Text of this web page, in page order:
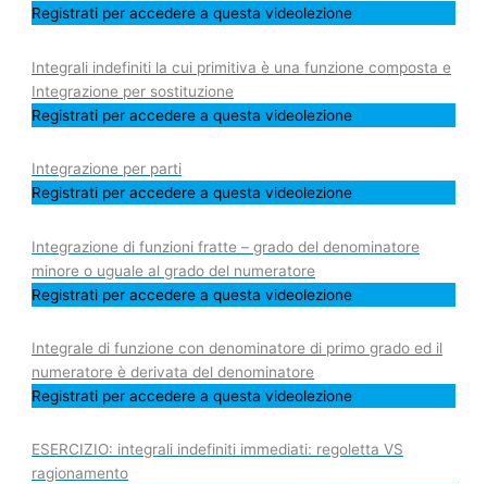
Registrati per accedere a questa videolezione
Integrali indefiniti la cui primitiva è una funzione composta e
Integrazione per sostituzione
Registrati per accedere a questa videolezione
Integrazione per parti
Registrati per accedere a questa videolezione
Integrazione di funzioni fratte – grado del denominatore
minore o uguale al grado del numeratore
Registrati per accedere a questa videolezione
Integrale di funzione con denominatore di primo grado ed il
numeratore è derivata del denominatore
Registrati per accedere a questa videolezione
ESERCIZIO: integrali indefiniti immediati: regoletta VS
ragionamento